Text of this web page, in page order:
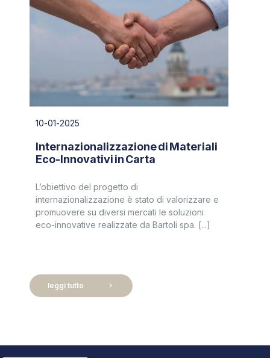
10-01-2025
Internazionalizzazione di Materiali
Eco-Innovativi in Carta
L’obiettivo del progetto di
internazionalizzazione è stato di valorizzare e
promuovere su diversi mercati le soluzioni
eco-innovative realizzate da Bartoli spa. [...]
leggi tutto chevron_right